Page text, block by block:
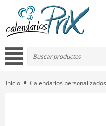
Inicio Calendarios personalizados